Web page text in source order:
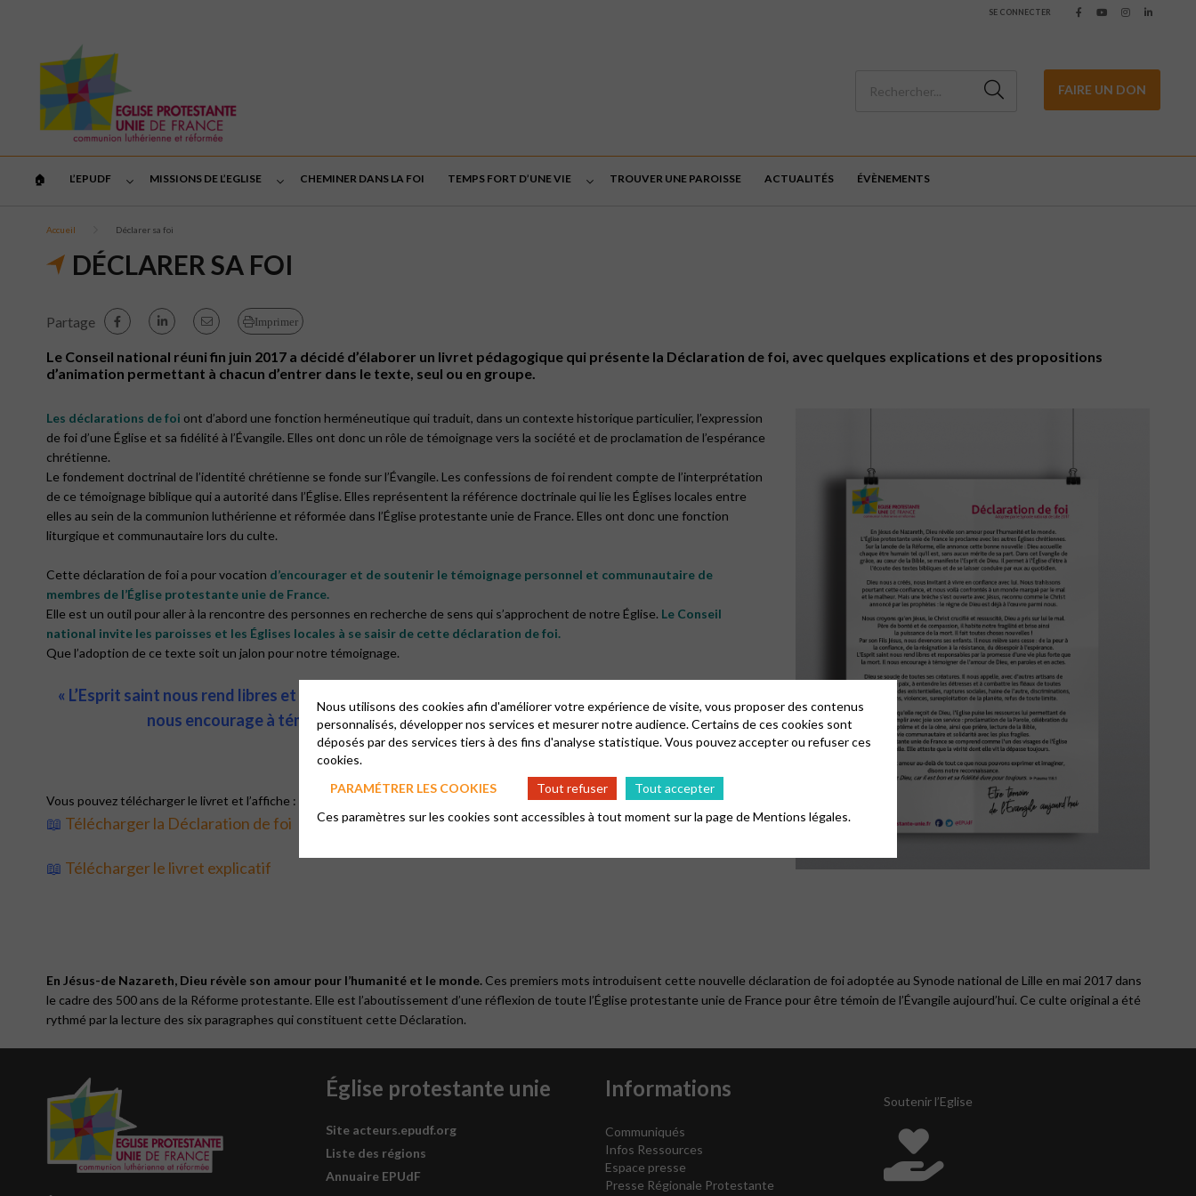
SE CONNECTER
FAIRE UN DON
🏠︎ L’EPUDF MISSIONS DE L’EGLISE CHEMINER DANS LA FOI TEMPS FORT D’UNE VIE TROUVER UNE PAROISSE ACTUALITÉS ÉVÈNEMENTS
Accueil Déclarer sa foi
DÉCLARER SA FOI
Partage Imprimer
Le Conseil national réuni fin juin 2017 a décidé d’élaborer un livret pédagogique qui présente la Déclaration de foi, avec quelques explications et des propositions
d’animation permettant à chacun d’entrer dans le texte, seul ou en groupe.
Les déclarations de foi ont d’abord une fonction herméneutique qui traduit, dans un contexte historique particulier, l’expression
de foi d’une Église et sa fidélité à l’Évangile. Elles ont donc un rôle de témoignage vers la société et de proclamation de l’espérance
chrétienne.
Le fondement doctrinal de l’identité chrétienne se fonde sur l’Évangile. Les confessions de foi rendent compte de l’interprétation
de ce témoignage biblique qui a autorité dans l’Église. Elles représentent la référence doctrinale qui lie les Églises locales entre
elles au sein de la communion luthérienne et réformée dans l’Église protestante unie de France. Elles ont donc une fonction
liturgique et communautaire lors du culte.
Cette déclaration de foi a pour vocation d’encourager et de soutenir le témoignage personnel et communautaire de
membres de l’Église protestante unie de France.
Elle est un outil pour aller à la rencontre des personnes en recherche de sens qui s’approchent de notre Église. Le Conseil
national invite les paroisses et les Églises locales à se saisir de cette déclaration de foi.
Que l’adoption de ce texte soit un jalon pour notre témoignage.
« L’Esprit saint nous rend libres et responsables par la promesse d’une vie plus forte que la mort. Il
nous encourage à témoigner de l’amour de Dieu, en paroles et en actes. »
Vous pouvez télécharger le livret et l’affiche :
📖 Télécharger la Déclaration de foi
📖 Télécharger le livret explicatif
En Jésus-de Nazareth, Dieu révèle son amour pour l’humanité et le monde. Ces premiers mots introduisent cette nouvelle déclaration de foi adoptée au Synode national de Lille en mai 2017 dans
le cadre des 500 ans de la Réforme protestante. Elle est l’aboutissement d’une réflexion de toute l’Église protestante unie de France pour être témoin de l’Évangile aujourd’hui. Ce culte original a été
rythmé par la lecture des six paragraphes qui constituent cette Déclaration.
Église protestante unie
Site acteurs.epudf.org
Liste des régions
Annuaire EPUdF
Informations
Communiqués
Infos Ressources
Espace presse
Presse Régionale Protestante
Soutenir l’Eglise
Nous utilisons des cookies afin d'améliorer votre expérience de visite, vous proposer des contenus
personnalisés, développer nos services et mesurer notre audience. Certains de ces cookies sont
déposés par des services tiers à des fins d'analyse statistique. Vous pouvez accepter ou refuser ces
cookies.
PARAMÉTRER LES COOKIES
Tout refuser
Tout accepter
Ces paramètres sur les cookies sont accessibles à tout moment sur la page deMentions légales.